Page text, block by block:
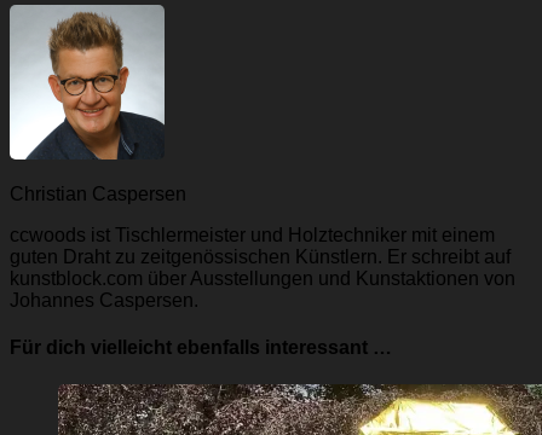
Christian Caspersen
ccwoods ist Tischlermeister und Holztechniker mit einem
guten Draht zu zeitgenössischen Künstlern. Er schreibt auf
kunstblock.com über Ausstellungen und Kunstaktionen von
Johannes Caspersen.
Für dich vielleicht ebenfalls interessant …